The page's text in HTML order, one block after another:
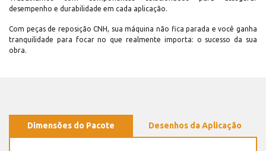
desempenho e durabilidade em cada aplicação.
Com peças de reposição CNH, sua máquina não fica parada e você ganha
tranquilidade para focar no que realmente importa: o sucesso da sua
obra.
Dimensões do Pacote Desenhos da Aplicação